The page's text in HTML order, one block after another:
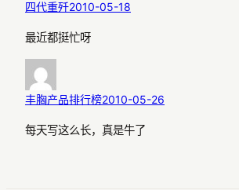
四代重歼2010-05-18
最近都挺忙呀
丰胸产品排行榜2010-05-26
每天写这么长，真是牛了